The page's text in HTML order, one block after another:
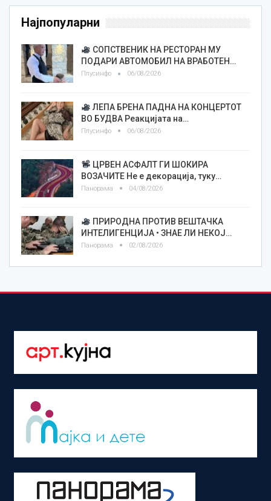
Најпопуларни
СОПСТВЕНИК НА РЕСТОРАН МУ
ПОДАРИ АВТОМОБИЛ НА ВРАБОТЕН…
Плусинфо 06/08/2026
ЛЕПА БРЕНА ПАДНА НА КОНЦЕРТОТ
ВО БУДВА Реакцијата на…
Плусинфо 06/08/2026
ЦРВЕН АСФАЛТ ГИ ШОКИРА
ВОЗАЧИТЕ Не е декорација, туку…
Панорама 04/08/2026
ПРИРОДНА ПРОТИВ ВЕШТАЧКА
ИНТЕЛИГЕНЦИЈА • ЗНАЕ ЛИ НЕКОЈ…
Панорама 02/08/2026